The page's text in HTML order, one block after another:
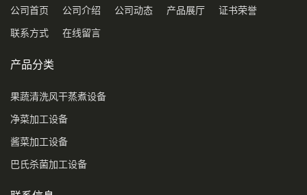
公司首页 公司介绍 公司动态 产品展厅 证书荣誉
联系方式 在线留言
产品分类
果蔬清洗风干蒸煮设备
净菜加工设备
酱菜加工设备
巴氏杀菌加工设备